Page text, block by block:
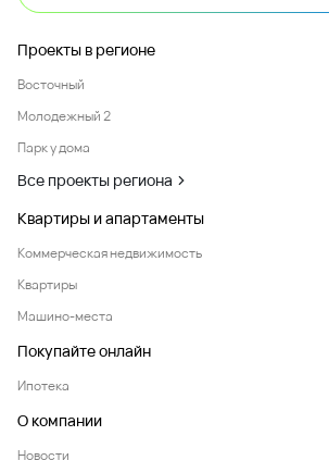
Проекты в регионе
Восточный
Молодежный 2
Парк у дома
Все проекты региона
Квартиры и апартаменты
Коммерческая недвижимость
Квартиры
Машино-места
Покупайте онлайн
Ипотека
О компании
Новости